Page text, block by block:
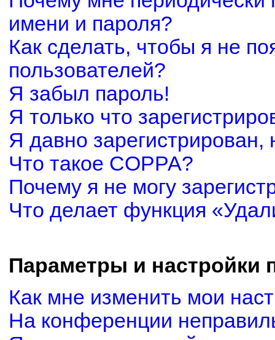
имени и пароля?
Как сделать, чтобы я не
пользователей?
Я забыл пароль!
Я только что
Я давно
Что такое COPPA?
Почему я не могу
Что делает функция
Параметры и настройки
Как мне изменить мои
На конференции